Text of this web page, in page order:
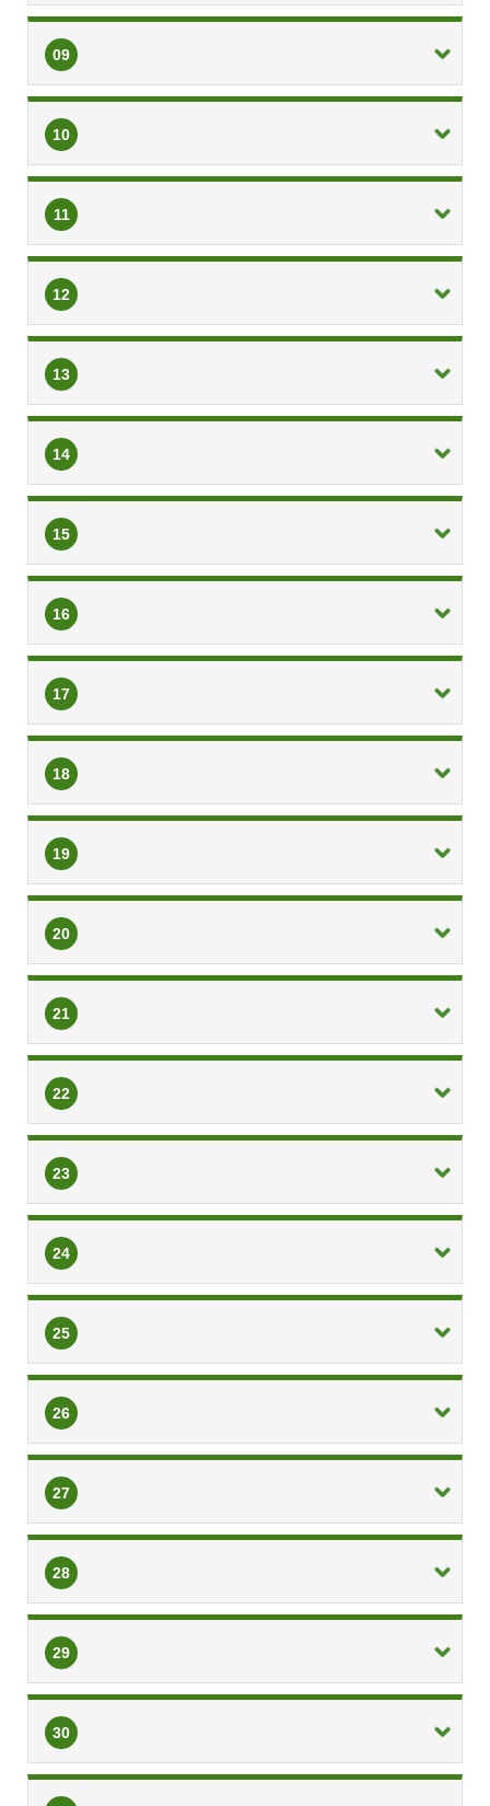
09
10
11
12
13
14
15
16
17
18
19
20
21
22
23
24
25
26
27
28
29
30